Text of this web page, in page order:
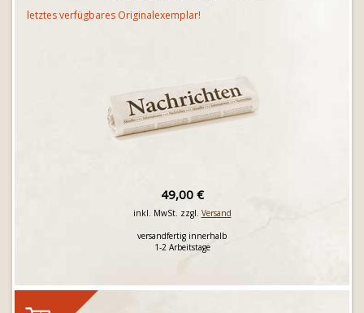
letztes verfügbares Originalexemplar!
49,00 €
inkl. MwSt. zzgl. Versand
versandfertig innerhalb
1-2 Arbeitstage